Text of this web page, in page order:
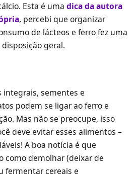
Esta é uma dica da autora
, percebi que organizar
de lácteos e ferro fez uma
geral.
integrais, sementes e
podem se ligar ao ferro e
Mas não se preocupe, isso
deve evitar esses alimentos –
A boa notícia é que
como demolhar (deixar de
fermentar cereais e